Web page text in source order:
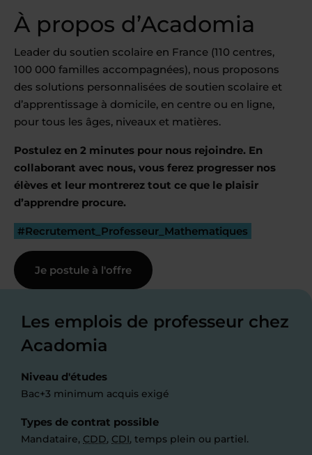
À propos d’Acadomia
Leader du soutien scolaire en France (110 centres,
100 000 familles accompagnées), nous proposons
des solutions personnalisées de soutien scolaire et
d’apprentissage à domicile, en centre ou en ligne,
pour tous les âges, niveaux et matières.
Postulez en 2 minutes pour nous rejoindre. En
collaborant avec nous, vous ferez progresser nos
élèves et leur montrerez tout ce que le plaisir
d’apprendre procure.
#Recrutement_Professeur_Mathematiques
Je postule à l'offre
Les emplois de professeur chez
Acadomia
Niveau d'études
Bac+3 minimum acquis exigé
Types de contrat possible
Mandataire, CDD, CDI, temps plein ou partiel.